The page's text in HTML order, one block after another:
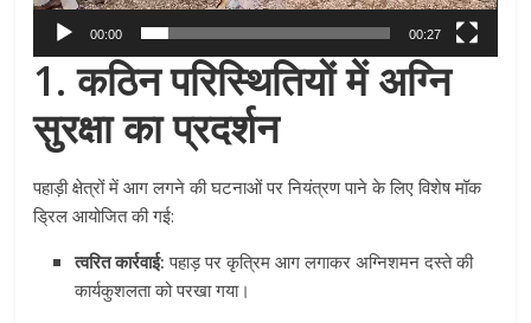
00:00 00:27
1. कठिन परिस्थितियों में अग्नि
सुरक्षा का प्रदर्शन
पहाड़ी क्षेत्रों में आग लगने की घटनाओं पर नियंत्रण पाने के लिए विशेष मॉक
ड्रिल आयोजित की गई:
त्वरित कार्रवाई: पहाड़ पर कृत्रिम आग लगाकर अग्निशमन दस्ते की
कार्यकुशलता को परखा गया।